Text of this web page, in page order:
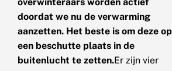
doordat we nu de verwarming
aanzetten. Het beste is om deze op
een beschutte plaats in de
buitenlucht te zetten.Er zijn vier